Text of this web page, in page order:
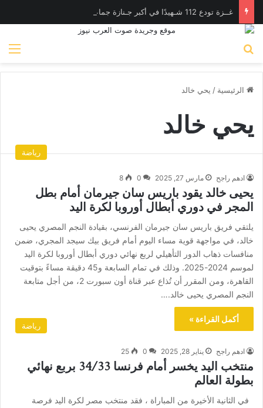
غــزة تودع 112 شـهيدًا في أكبر جـنازة جماعية منذ بدء الحـرب
الرئيسية / يحي خالد
يحي خالد
رياضة
ادهم راجح مارس 27, 2025 0
8
يحيى خالد يقود باريس سان جيرمان أمام بطل
المجر في دوري أبطال أوروبا لكرة اليد
يلتقي فريق باريس سان جيرمان الفرنسي، بقيادة النجم المصري يحيى
خالد، في مواجهة قوية مساء اليوم أمام فريق بيك سيجد المجري، ضمن
منافسات ذهاب الدور التأهيلي لربع نهائي دوري أبطال أوروبا لكرة اليد
لموسم 2024-2025. وذلك في تمام السابعة و45 دقيقة مساءً بتوقيت
القاهرة، ومن المقرر أن تُذاع عبر قناة أون سبورت 2، من أجل متابعة
النجم المصري يحيى خالد.…
أكمل القراءة »
رياضة
ادهم راجح يناير 28, 2025 0
25
منتخب اليد يخسر أمام فرنسا 34/33 بربع نهائي
بطولة العالم
في الثانية الأخيرة من المباراة ، فقد منتخب مصر لكرة اليد فرصة